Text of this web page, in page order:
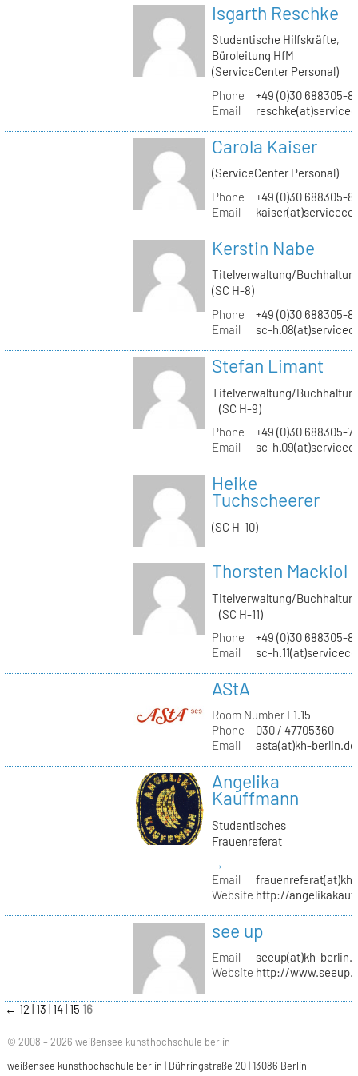
Isgarth Reschke
Studentische Hilfskräfte,
Büroleitung HfM
(ServiceCenter Personal)
Phone
+49 (0)30 688305-
Email
Carola Kaiser
(ServiceCenter Personal)
Phone
+49 (0)30 688305-
Email
Kerstin Nabe
Titelverwaltung/
(SC H-8)
Phone
+49 (0)30 688305-
Email
sc-
Stefan Limant
Titelverwaltung/
(SC H-9)
Phone
+49 (0)30 688305-
Email
sc-
Heike
Tuchscheerer
(SC H-10)
Thorsten Mackiol
Titelverwaltung/
(SC H-11)
Phone
+49 (0)30 688305-
Email
sc-
AStA
Room NumberF1.15
Phone
030 / 47705360
Email
asta(at)kh-berlin.de
Angelika
Kauffmann
Studentisches
Frauenreferat
→
Email
Website http://
see up
Email
seeup(at)kh-
Website http://
← 12 13 14 15 16
© 2008 – 2026 weißensee kunsthochschule berlin
weißensee kunsthochschule berlin | Bühringstraße 20 | 13086 Berlin